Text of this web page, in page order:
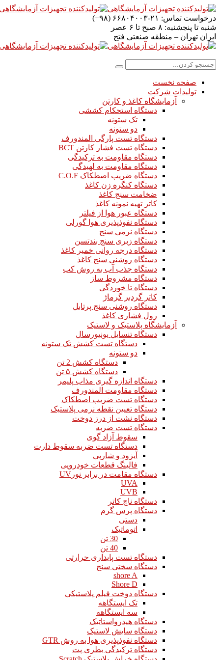
درخواست تماس: ۲۱-۶۶۸۰۴۰۰۳ (۹۸+)
شنبه تا پنجشنبه: ۸ صبح تا ۶ عصر
ایران تهران – منطقه صنعتی فتح
صفحه نخست
تولیدات شرکت
آزمایشگاه کاغذ و کارتن
دستگاه استحکام کششی
تک ستونه
دو ستونه
دستگاه تست پارگی المندورف
دستگاه تست فشار کارتن BCT
دستگاه مقاومت به ترکیدگی
دستگاه مقاومت به لهیدگی
دستگاه ضریب اصطکاک C.O.F
دستگاه کنگره زن کاغذ
ضخامت سنج کاغذ
کاتر تهیه نمونه کاغذ
دستگاه عبور هوا از فیلتر
دستگاه نفوذپذیری هوا گورلی
دستگاه نرمی سنج
دستگاه زبری سنج بندتسن
دستگاه درجه روانی خمیر کاغذ
دستگاه روشنی سنج کاغذ
دستگاه جذب آب به روش کب
دستگاه مشروط ساز
دستگاه تا خوردگی
کاتر گردبر گرماژ
دستگاه روشنی سنج پرتابل
رول فشاری کاغذ
آزمایشگاه پلاستیک و لاستیک
دستگاه تنسایل یونیورسال
دستگاه تست کشش تک ستونه
دو ستونه
دستگاه کشش 2 تن
دستگاه کشش ۵ تن
دستگاه اندازه گیری مذاب پلیمر
دستگاه مقاومت المندورف
دستگاه تست ضریب اصطکاک
دستگاه تعیین نقطه نرمی پلاستیک
دستگاه نشت از درز دوخت
دستگاه تست ضربه
سقوط آزاد گوی
دستگاه تست ضربه سقوط دارت
آیزود و شارپی
فالینگ قطعات خودرویی
دستگاه مقامت در برابر نورUV
UVA
UVB
دستگاه ناچ کاتر
دستگاه پرس گرم
دستی
اتوماتیک
30 تن
40 تن
دستگاه تست پایداری حرارتی
دستگاه سختی سنج
shore A
Shore D
دستگاه دوخت فیلم پلاستیکی
تک ایستگاهه
سه ایستگاهه
دستگاه هیدرواستاتیک
دستگاه سایش لاستیک
دستگاه نفوذپذیری هوا به روش GTR
دستگاه ترکیدگی بطری پت